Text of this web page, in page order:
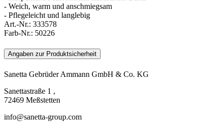
- Weich, warm und anschmiegsam
- Pflegeleicht und langlebig
Art.-Nr.: 333578
Farb-Nr.: 50226
Angaben zur Produktsicherheit
Sanetta Gebrüder Ammann GmbH & Co. KG
Sanettastraße 1 ,
72469 Meßstetten
info@sanetta-group.com